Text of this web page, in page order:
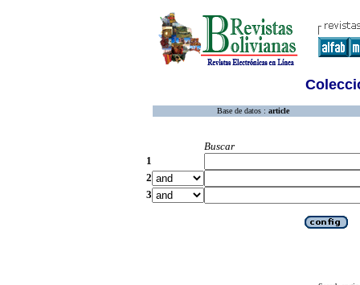
Base de datos : article
Buscar
1
2
3